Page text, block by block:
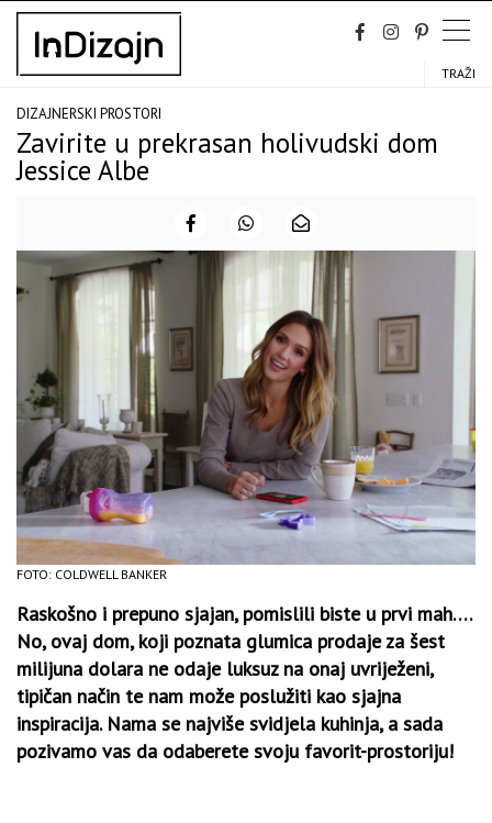
Skip
content
TRAŽI
DIZAJNERSKI PROSTORI
Zavirite u prekrasan holivudski dom
Jessice Albe
FOTO: COLDWELL BANKER
Raskošno i prepuno sjajan, pomislili biste u prvi mah….
No, ovaj dom, koji poznata glumica prodaje za šest
milijuna dolara ne odaje luksuz na onaj uvriježeni,
tipičan način te nam može poslužiti kao sjajna
inspiracija. Nama se najviše svidjela kuhinja, a sada
pozivamo vas da odaberete svoju favorit-prostoriju!